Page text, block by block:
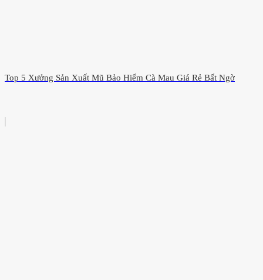
Top 5 Xưởng Sản Xuất Mũ Bảo Hiểm Cà Mau Giá Rẻ Bất Ngờ